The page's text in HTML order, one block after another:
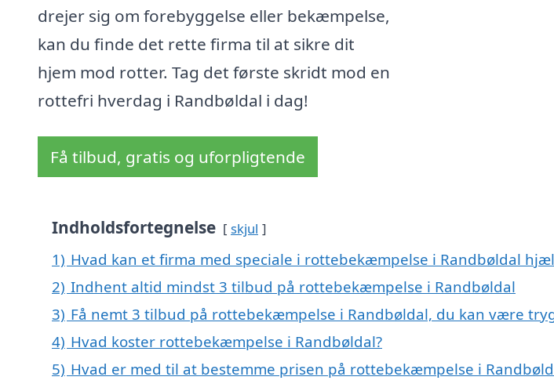
drejer sig om forebyggelse eller bekæmpelse,
kan du finde det rette firma til at sikre dit
hjem mod rotter. Tag det første skridt mod en
rottefri hverdag i Randbøldal i dag!
Få tilbud, gratis og uforpligtende
Indholdsfortegnelse skjul
1) Hvad kan et firma med speciale i rottebekæmpelse i Randbøldal
2) Indhent altid mindst 3 tilbud på rottebekæmpelse i Randbøldal
3) Få nemt 3 tilbud på rottebekæmpelse i Randbøldal, du kan være
4) Hvad koster rottebekæmpelse i Randbøldal?
5) Hvad er med til at bestemme prisen på rottebekæmpelse i